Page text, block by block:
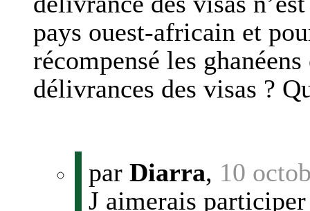
pays ouest-africain et
récompensé les
délivrances des visas ?
par Diarra, 10
J aimerais